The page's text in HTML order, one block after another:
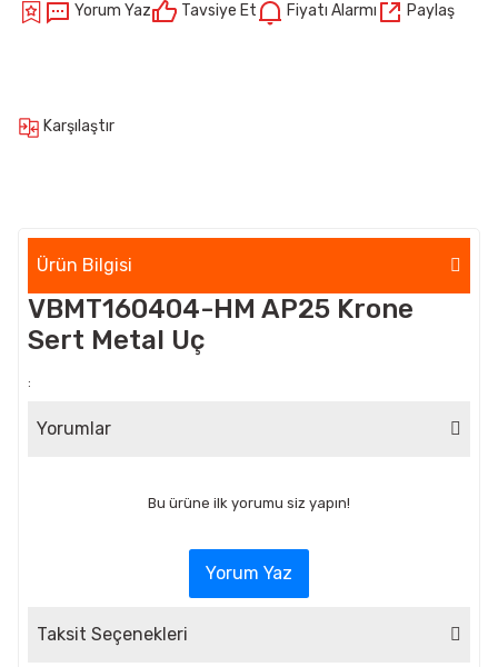
Yorum Yaz Tavsiye Et Fiyatı Alarmı Paylaş
Karşılaştır
Ürün Bilgisi
VBMT160404-HM AP25 Krone
Sert Metal Uç
:
Yorumlar
Bu ürüne ilk yorumu siz yapın!
Yorum Yaz
Taksit Seçenekleri